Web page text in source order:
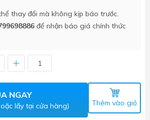
thay đổi mà không kịp báo trước.
để nhận báo giá chính thức
NGAY
lấy tại cửa hàng) Thêm vào giỏ